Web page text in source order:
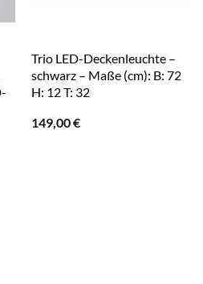
Trio LED-Deckenleuchte –
schwarz – Maße (cm): B: 72
H: 12 T: 32
149,00€